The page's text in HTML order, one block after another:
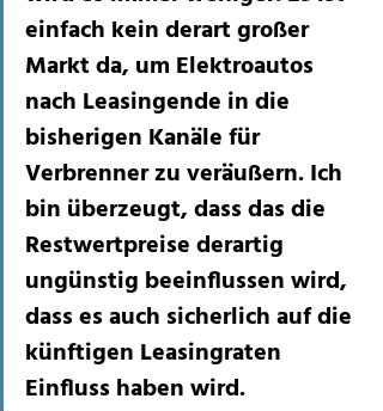
einfach kein derart großer
Markt da, um Elektroautos
nach Leasingende in die
bisherigen Kanäle für
Verbrenner zu veräußern. Ich
bin überzeugt, dass das die
Restwertpreise derartig
ungünstig beeinflussen wird,
dass es auch sicherlich auf die
künftigen Leasingraten
Einfluss haben wird.